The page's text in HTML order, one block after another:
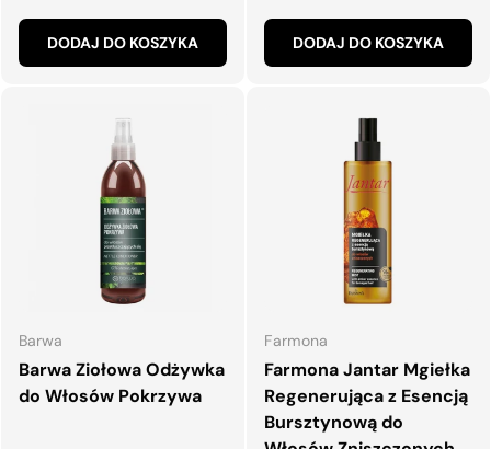
DODAJ DO KOSZYKA DODAJ DO KOSZYKA
Barwa
Barwa Ziołowa Odżywka
do Włosów Pokrzywa
Farmona
Farmona Jantar Mgiełka
Regenerująca z Esencją
Bursztynową do